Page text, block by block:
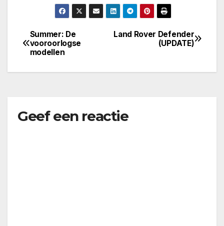
Bericht
navigatie
Land Rover Defender
(UPDATE)
Summer: De
vooroorlogse
modellen
Geef een reactie